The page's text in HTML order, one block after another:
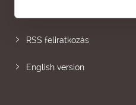
RSS feliratkozás
English version